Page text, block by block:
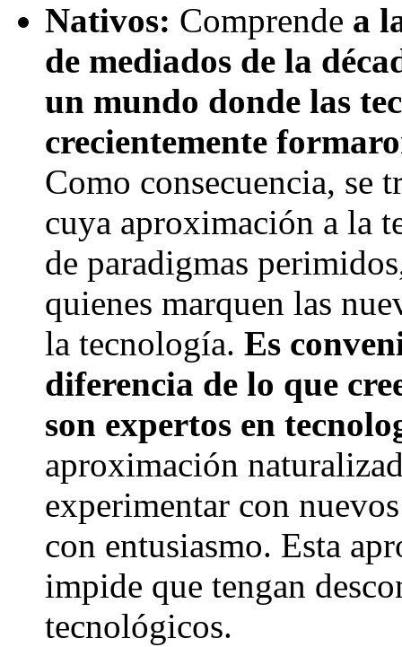
Nativos: Comprende a
de mediados de la
un mundo donde las
crecientemente
Como consecuencia, se
cuya aproximación a la
de paradigmas
quienes marquen las
la tecnología. Es
diferencia de lo que
son expertos en
aproximación
experimentar con
con entusiasmo. Esta
impide que tengan
tecnológicos.